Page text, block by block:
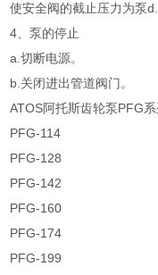
使安全阀的截止压力为泵
4、泵的停止
a.切断电源。
b.关闭进出管道阀门。
ATOS阿托斯齿轮泵PFG
PFG-114
PFG-128
PFG-142
PFG-160
PFG-174
PFG-199